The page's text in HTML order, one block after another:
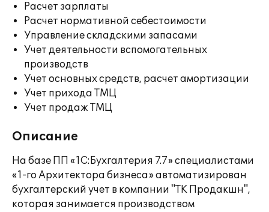
Расчет зарплаты
Расчет нормативной себестоимости
Управление складскими запасами
Учет деятельности вспомогательных
производств
Учет основных средств, расчет амортизации
Учет прихода ТМЦ
Учет продаж ТМЦ
Описание
На базе ПП «1С:Бухгалтерия 7.7» специалистами
«1-го Архитектора бизнеса» автоматизирован
бухгалтерский учет в компании "ТК Продакшн",
которая занимается производством